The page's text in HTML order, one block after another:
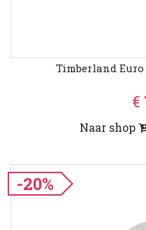
Timberland
€
Naar shop
-20%